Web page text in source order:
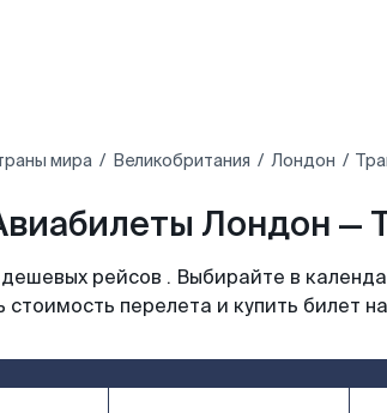
мира Великобритания Лондон
Лондон —
рейсов . Выбирайте в
стоимость перелета и купить билет